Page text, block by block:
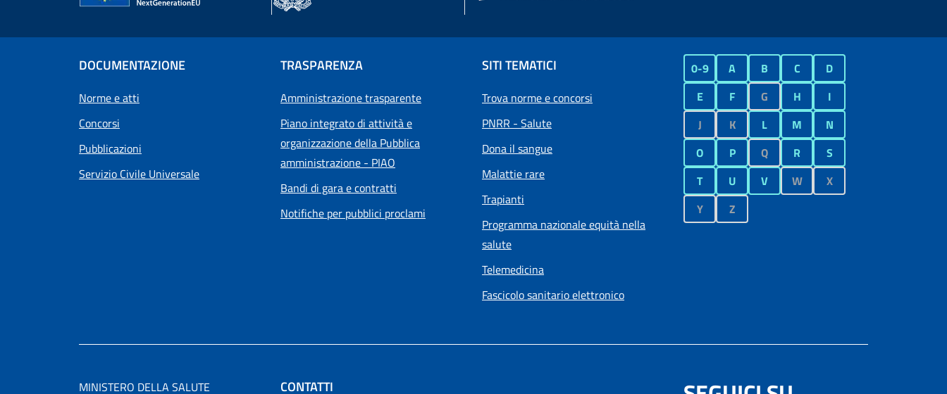
DOCUMENTAZIONE
Norme e atti
Concorsi
Pubblicazioni
Servizio Civile Universale
TRASPARENZA
Amministrazione trasparente
Piano integrato di attività e
organizzazione della Pubblica
amministrazione - PIAO
Bandi di gara e contratti
Notifiche per pubblici proclami
SITI TEMATICI
Trova norme e concorsi
PNRR - Salute
Dona il sangue
Malattie rare
Trapianti
Programma nazionale equità nella
salute
Telemedicina
Fascicolo sanitario elettronico
0-9 A B C
D
E
F G H
I
J
K L M
N
O
P Q R
S
T
U V W
X
Y
Z
MINISTERO DELLA SALUTE CONTATTI